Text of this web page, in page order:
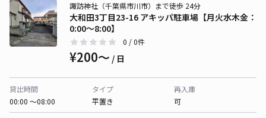
大和田3丁目23-16 アキッパ駐車場【月火水木金：
0:00～8:00】
諏訪神社（千葉県市川市）まで徒歩 24分
0 / 0件
¥200〜 / 日
貸出時間
00:00 〜08:00
タイプ
平置き
再入庫
可